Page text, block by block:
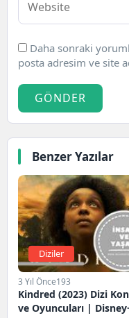
Daha sonraki
posta adresim ve site
GÖNDER
Benzer Yazılar
Diziler
3 Yıl Önce193
Kindred (2023) Dizi
ve Oyuncuları |